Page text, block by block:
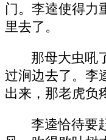
门。李逵使得力
里去了。
那母大虫吼
过涧边去了。李
出来，那老虎负
李逵恰待要